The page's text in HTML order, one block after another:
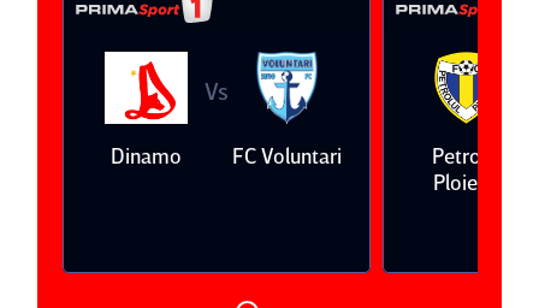
Dinamo
Vs
FC Voluntari
Petrolul
Ploieşti